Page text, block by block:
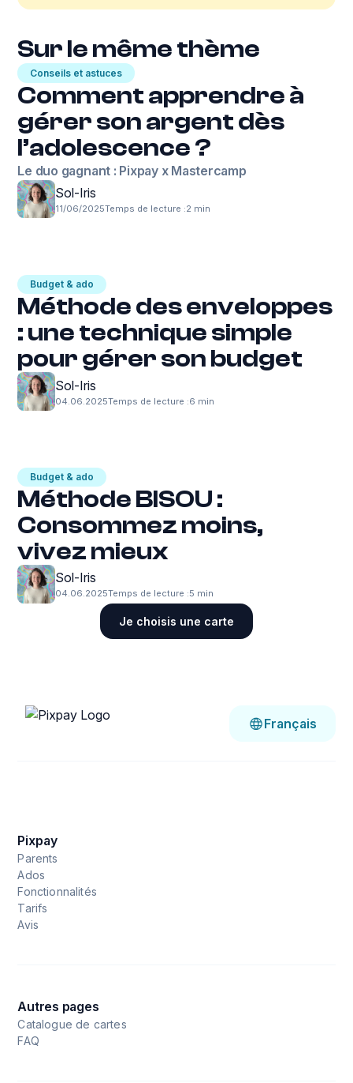
Sur le même thème
Conseils et astuces
Comment apprendre à
gérer son argent dès
l’adolescence ?
Le duo gagnant : Pixpay x Mastercamp
Sol-Iris
11/06/2025Temps de lecture :2 min
Budget & ado
Méthode des enveloppes
: une technique simple
pour gérer son budget
Sol-Iris
04.06.2025Temps de lecture :6 min
Budget & ado
Méthode BISOU :
Consommez moins,
vivez mieux
Sol-Iris
04.06.2025Temps de lecture :5 min
Je choisis une carte
Français
Pixpay
Parents
Ados
Fonctionnalités
Tarifs
Avis
Autres pages
Catalogue de cartes
FAQ